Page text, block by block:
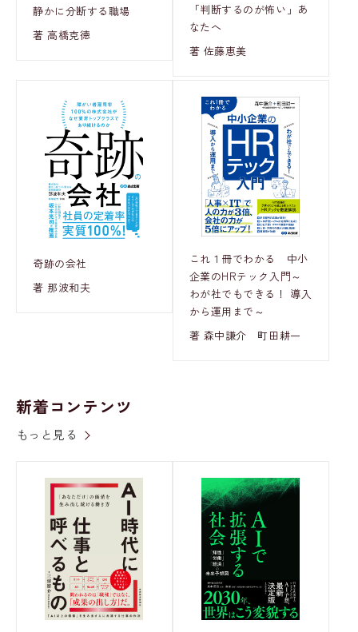
静かに分断する職場
著 高橋克徳
「判断するのが怖い」あ
なたへ
著 佐藤恵美
奇跡の会社
著 那波和夫
これ１冊でわかる 中小
企業のHRテック入門～
わが社でもできる！ 導入
から運用まで～
著 森中謙介 町田耕一
新着コンテンツ
もっと見る